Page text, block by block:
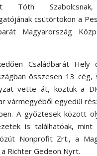
Tóth
csütörtökön a
Magyarország
Családbarát
összesen 13 cég,
vette át, köztük a
vármegyéből egyedül
A győztesek között
is találhatóak,
Nonprofit Zrt., a
a Richter Gedeon Nyrt.